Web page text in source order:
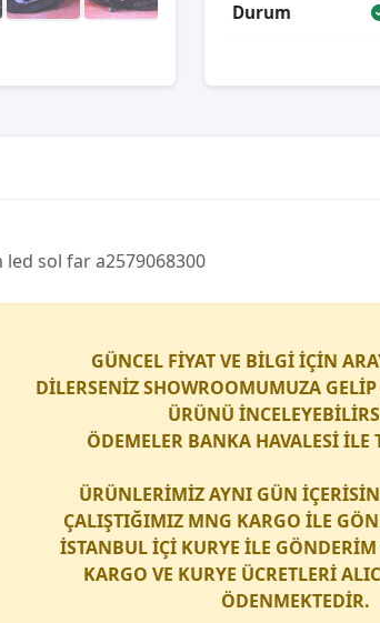
Durum
sol far a2579068300
GÜNCEL FİYAT VE BİLGİ İÇİN
DİLERSENİZ SHOWROOMUMUZA
ÜRÜNÜ
ÖDEMELER BANKA HAVALESİ İLE
ÜRÜNLERİMİZ AYNI GÜN
ÇALIŞTIĞIMIZ MNG KARGO İLE
İSTANBUL İÇİ KURYE İLE
KARGO VE KURYE ÜCRETLERİ
ÖDENMEKTEDİR.